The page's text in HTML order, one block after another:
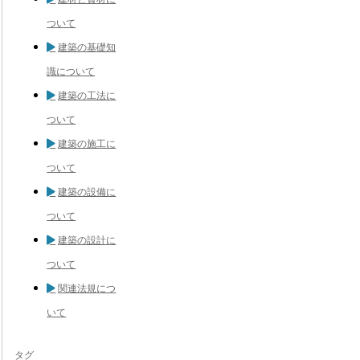
ついて
建築の基礎知
識について
建築の工法に
ついて
建築の施工に
ついて
建築の設備に
ついて
建築の設計に
ついて
関連法規につ
いて
タグ